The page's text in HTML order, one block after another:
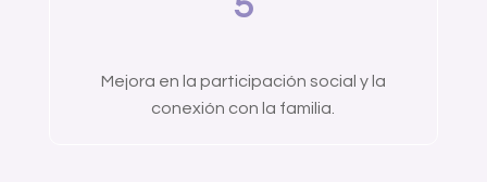
Mejora en la participación social y la
conexión con la familia.